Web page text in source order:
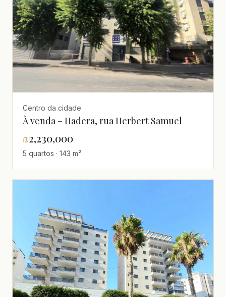
Centro da cidade
À venda – Hadera, rua Herbert Samuel
₪2,230,000
5 quartos · 143 m²